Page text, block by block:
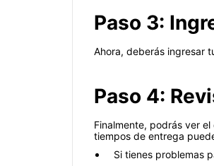
Paso 3:
Ahora, deberás ingresar
Paso 4:
Finalmente, podrás ver
tiempos de entrega
Si tienes problemas